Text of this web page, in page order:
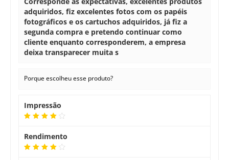
adquiridos, fiz excelentes fotos com os papéis
fotográficos e os cartuchos adquiridos, já fiz a
segunda compra e pretendo continuar como
cliente enquanto corresponderem, a empresa
deixa transparecer muita s
Porque escolheu esse produto?
Impressão
Rendimento